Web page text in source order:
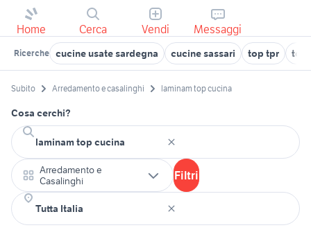
Home Cerca Vendi Messaggi
Ricerche cucine usate sardegna cucine sassari top tpr top
Subito Arredamento e casalinghi laminam top cucina
Cosa cerchi?
Arredamento e
Casalinghi
Filtri